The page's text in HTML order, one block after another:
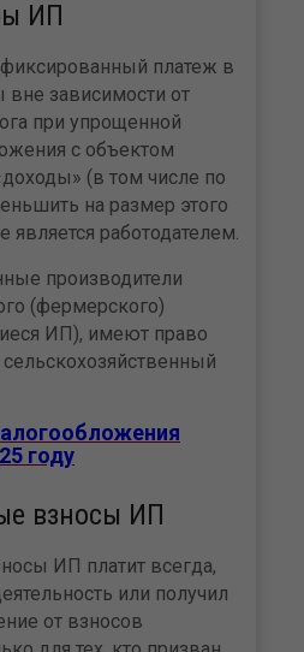
ИП
платеж в
зависимости от
при упрощенной
с объектом
(в том числе по
на размер этого
является работодателем.
производители
(фермерского)
ИП), имеют право
году
взносы ИП
ИП платит всегда,
или получил
от взносов